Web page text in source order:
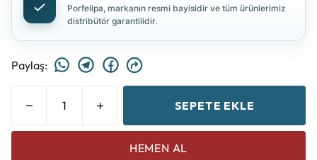
Porfelipa, markanın resmi bayisidir ve tüm ürünlerimiz
distribütör garantilidir.
Paylaş:
SEPETE EKLE
HEMEN AL